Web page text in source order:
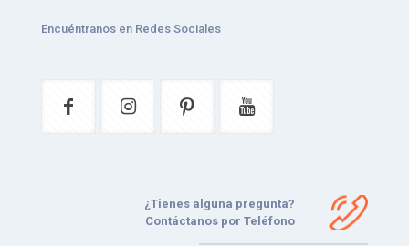
Encuéntranos en Redes Sociales
¿Tienes alguna pregunta?
Contáctanos por Teléfono